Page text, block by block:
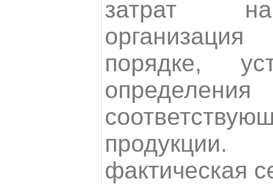
затрат на
порядке,
фактическая